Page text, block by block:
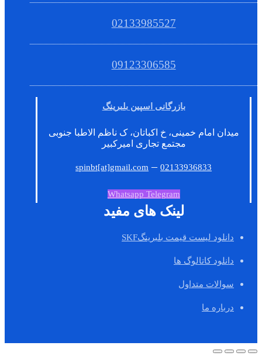
02133985527
09123306585
بازرگانی اسپین بلبرینگ
میدان امام خمینی، خ اکباتان، ک ناظم الاطبا جنوبی
مجتمع تجاری امیرکبیر
spinbt[at]gmail.com –02133936833
Whatsapp Telegram
لینک های مفید
دانلود لیست قیمت بلبرینگSKF
دانلود کاتالوگ ها
سوالات متداول
درباره ما